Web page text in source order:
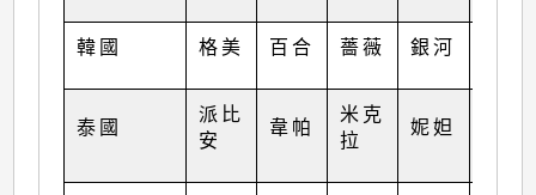
韓國 格美 百合 薔薇 銀河
泰國
派比
安
韋帕
米克
拉
妮妲